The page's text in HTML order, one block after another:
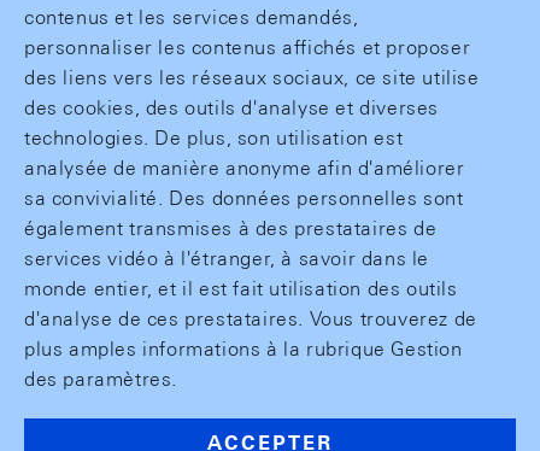
contenus et les services demandés,
personnaliser les contenus affichés et proposer
des liens vers les réseaux sociaux, ce site utilise
des cookies, des outils d'analyse et diverses
technologies. De plus, son utilisation est
analysée de manière anonyme afin d'améliorer
sa convivialité. Des données personnelles sont
également transmises à des prestataires de
services vidéo à l'étranger, à savoir dans le
monde entier, et il est fait utilisation des outils
d'analyse de ces prestataires. Vous trouverez de
plus amples informations à la rubrique Gestion
des paramètres.
ACCEPTER